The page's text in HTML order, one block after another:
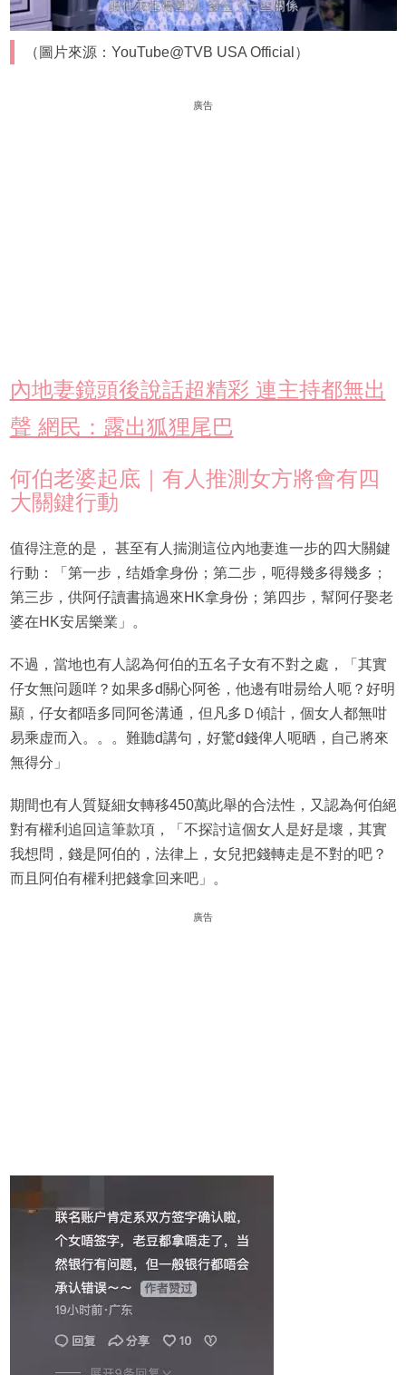
（圖片來源：YouTube@TVB USA Official）
廣告
內地妻鏡頭後說話超精彩 連主持都無出
聲 網民：露出狐狸尾巴
何伯老婆起底｜有人推測女方將會有四
大關鍵行動
值得注意的是， 甚至有人揣測這位內地妻進一步的四大關鍵
行動：「第一步，结婚拿身份；第二步，呃得幾多得幾多；
第三步，供阿仔讀書搞過來HK拿身份；第四步，幫阿仔娶老
婆在HK安居樂業」。
不過，當地也有人認為何伯的五名子女有不對之處，「其實
仔女無问题咩？如果多d關心阿爸，他邊有咁昜给人呃？好明
顯，仔女都唔多同阿爸溝通，但凡多Ｄ傾計，個女人都無咁
易乘虚而入。。。難聽d講句，好驚d錢俾人呃晒，自己將來
無得分」
期間也有人質疑細女轉移450萬此舉的合法性，又認為何伯絕
對有權利追回這筆款項，「不探討這個女人是好是壞，其實
我想問，錢是阿伯的，法律上，女兒把錢轉走是不對的吧？
而且阿伯有權利把錢拿回来吧」。
廣告